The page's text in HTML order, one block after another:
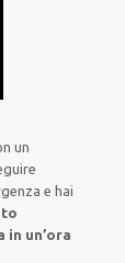
un
e hai
in un’ora